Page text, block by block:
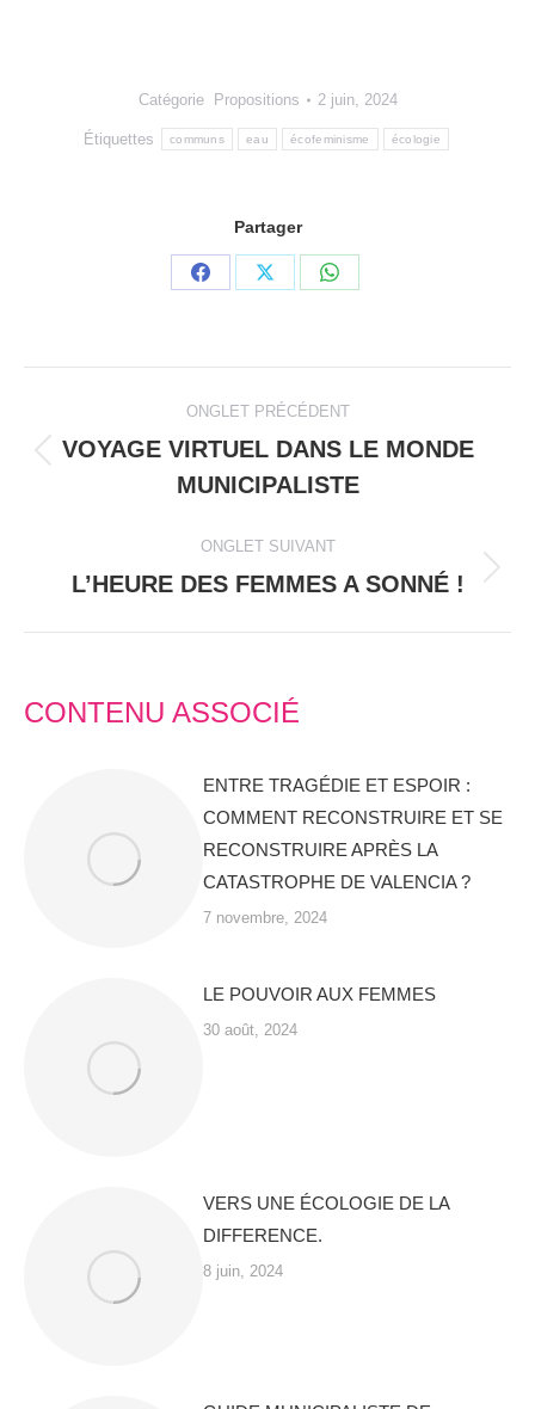
Catégorie Propositions 2 juin, 2024
Étiquettes communs eau écofeminisme écologie
Partager
Share
Share
Share
NAVIGATION
DE
COMMENTAIRE
ONGLET PRÉCÉDENT
précédent
VOYAGE VIRTUEL DANS LE MONDE
MUNICIPALISTE
ONGLET SUIVANT
Onglet
L’HEURE DES FEMMES A SONNÉ !
CONTENU ASSOCIÉ
ENTRE TRAGÉDIE ET ESPOIR :
COMMENT RECONSTRUIRE ET SE
RECONSTRUIRE APRÈS LA
CATASTROPHE DE VALENCIA ?
7 novembre, 2024
LE POUVOIR AUX FEMMES
30 août, 2024
VERS UNE ÉCOLOGIE DE LA
DIFFERENCE.
8 juin, 2024